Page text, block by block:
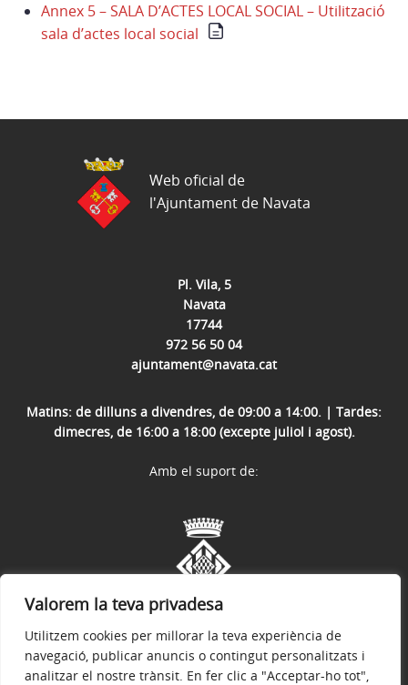
Valorem la teva privadesa
Utilitzem cookies per millorar la teva experiència de
navegació, publicar anuncis o contingut personalitzats i
analitzar el nostre trànsit. En fer clic a "Acceptar-ho tot",
Annex 5 – SALA D’ACTES LOCAL SOCIAL – Utilització
sala d’actes local social
Pl. Vila, 5
Navata
17744
972 56 50 04
ajuntament@navata.cat
Matins: de dilluns a divendres, de 09:00 a 14:00. | Tardes:
dimecres, de 16:00 a 18:00 (excepte juliol i agost).
Web oficial de
l'Ajuntament de Navata
Amb el suport de: